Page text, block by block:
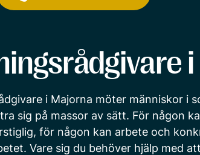
i Majorna möter människor i
sig på massor av sätt. För någon
för någon kan arbete och
Vare sig du behöver hjälp med